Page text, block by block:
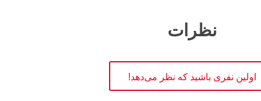
نظرات
اولین نفری باشید که نظر می‌دهد!